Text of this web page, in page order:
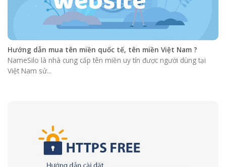
Hướng dẫn mua tên miền quốc tế, tên miền Việt Nam ?
NameSilo là nhà cung cấp tên miền uy tín được người dùng tại
Việt Nam sử...